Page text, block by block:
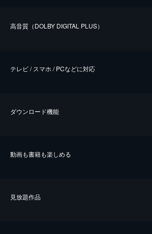
⾼⾳質（DOLBY DIGITAL PLUS）
テレビ / スマホ / PCなどに対応
ダウンロード機能
動画も書籍も楽しめる
⾒放題作品